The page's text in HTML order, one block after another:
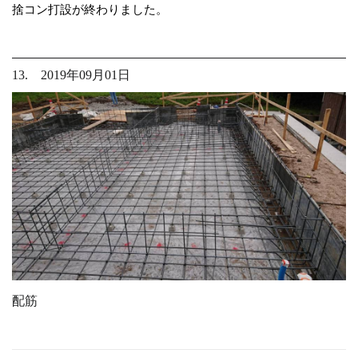
捨コン打設が終わりました。
13. 2019年09月01日
配筋